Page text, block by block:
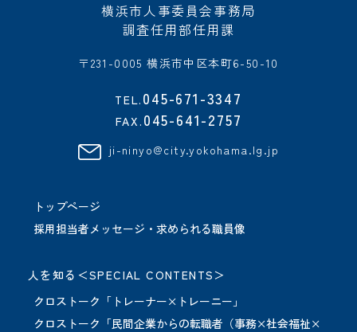
トップページ
採用担当者メッセージ・求められる職員像
横浜市人事委員会事務局
調査任用部任用課
〒231-0005 横浜市中区本町6-50-10
TEL. 045-671-3347
FAX. 045-641-2757
ji-ninyo@city.yokohama.lg.jp
人を知る＜SPECIAL CONTENTS＞
クロストーク「トレーナー×トレーニー」
クロストーク「民間企業からの転職者（事務×社会福祉×